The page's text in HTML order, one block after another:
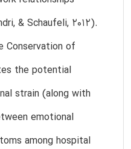
& Schaufeli, 2012).
Conservation of
the potential
strain (along with
emotional
among hospital